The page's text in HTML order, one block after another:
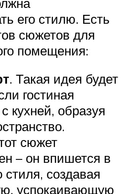
его стилю. Есть
сюжетов для
помещения:
. Такая идея будет
гостиная
кухней, образуя
сюжет
– он впишется в
стиля, создавая
успокаивающую